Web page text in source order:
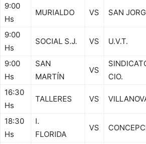
9:00
Hs
MURIALDO VS SAN
9:00
Hs
SOCIAL S.J. VS U.V.T.
9:00
Hs
SAN
MARTÍN
VS
CIO.
16:30
Hs
TALLERES VS
18:30
Hs
I.
FLORIDA
VS